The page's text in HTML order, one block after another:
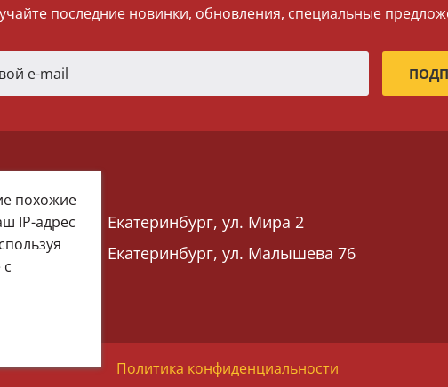
последние новинки, обновления, специальные
76)
Екатеринбург, ул. Мира 2
Екатеринбург, ул. Малышева 76
Политика конфиденциальности
похожие
IP-адрес